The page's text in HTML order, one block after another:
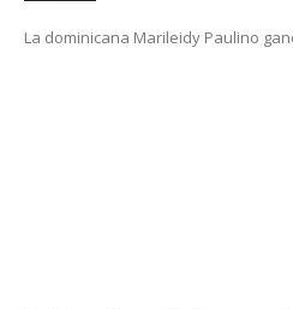
La dominicana Marileidy Paulino